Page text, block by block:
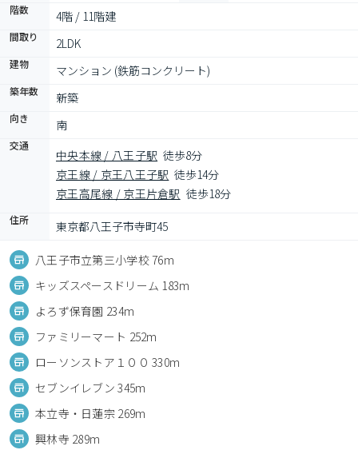
階数 4階 / 11階建
間取り 2LDK
建物 マンション (鉄筋コンクリート)
築年数 新築
向き 南
交通
中央本線 / 八王子駅 徒歩8分
京王線 / 京王八王子駅 徒歩14分
京王高尾線 / 京王片倉駅 徒歩18分
住所 東京都八王子市寺町45
八王子市立第三小学校 76m
キッズスペースドリーム 183m
よろず保育園 234m
ファミリーマート 252m
ローソンストア１００ 330m
セブンイレブン 345m
本立寺・日蓮宗 269m
興林寺 289m